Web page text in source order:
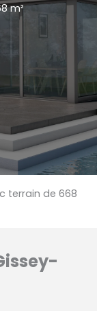
m²
terrain de 668